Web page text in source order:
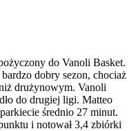
do Vanoli Basket.
dobry sezon, chociaż
drużynowym. Vanoli
do drugiej ligi. Matteo
średnio 27 minut.
i notował 3,4 zbiórki